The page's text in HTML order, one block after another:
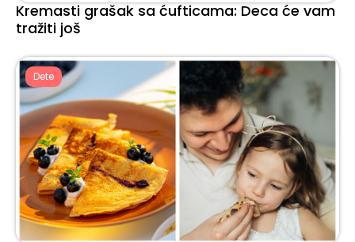
Kremasti grašak sa ćufticama: Deca će vam
tražiti još
Dete